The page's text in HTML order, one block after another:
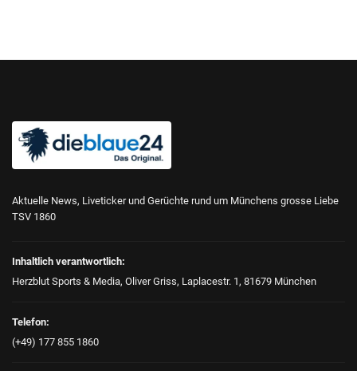
Aktuelle News, Liveticker und Gerüchte rund um Münchens grosse Liebe
TSV 1860
Inhaltlich verantwortlich:
Herzblut Sports & Media, Oliver Griss, Laplacestr. 1, 81679 München
Telefon:
(+49) 177 855 1860